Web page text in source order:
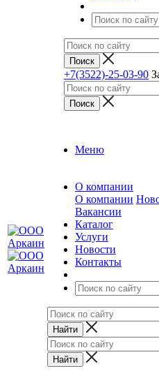
+7(3522)-25-03-90
Меню
О компании
О компании
Вакансии
Каталог
Услуги
Новости
Контакты